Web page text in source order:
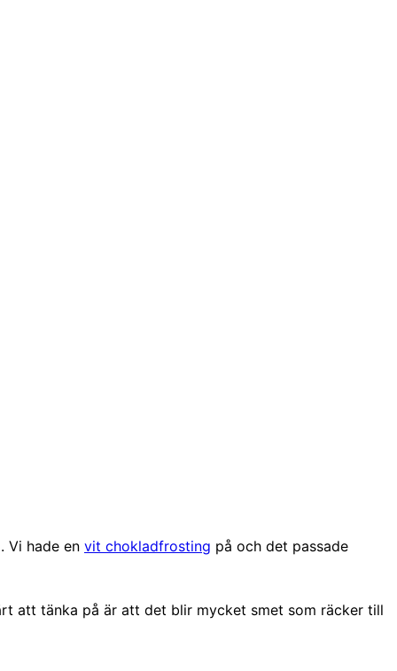
Vi hade en vit chokladfrosting på och det passade
att tänka på är att det blir mycket smet som räcker till